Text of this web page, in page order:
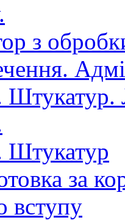
з
за
вступу